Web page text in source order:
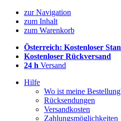
zur Navigation
zum Inhalt
zum Warenkorb
Österreich: Kostenloser
Kostenloser Rückversand
24 h Versand
Hilfe
Wo ist meine
Rücksendungen
Versandkosten
Zahlungsmöglichkeiten